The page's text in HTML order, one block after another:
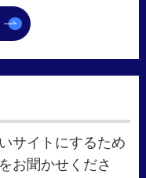
サイトにするため
お聞かせくださ